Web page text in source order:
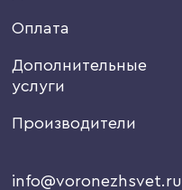
Оплата
Дополнительные
услуги
Производители
info@voronezhsvet.ru